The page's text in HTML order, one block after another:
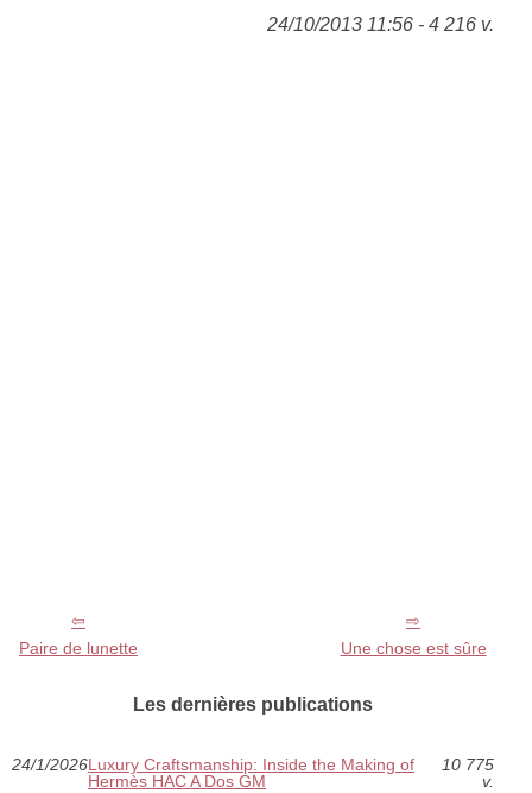
24/10/2013 11:56 - 4 216 v.
Paire de lunette Une chose est sûre
Les dernières publications
24/1/2026Luxury Craftsmanship: Inside the Making of
Hermès HAC A Dos GM
10 775
v.